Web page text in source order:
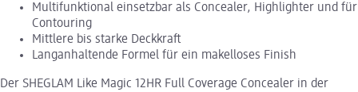
Multifunktional einsetzbar als Concealer, Highlighter und für
Contouring
Mittlere bis starke Deckkraft
Langanhaltende Formel für ein makelloses Finish
Der SHEGLAM Like Magic 12HR Full Coverage Concealer in der